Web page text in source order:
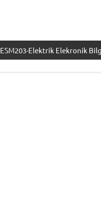
ESM203-Elektrik Elekronik